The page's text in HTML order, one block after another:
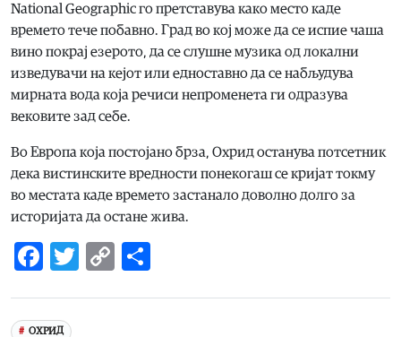
National Geographic го претставува како место каде
времето тече побавно. Град во кој може да се испие чаша
вино покрај езерото, да се слушне музика од локални
изведувачи на кејот или едноставно да се набљудува
мирната вода која речиси непроменета ги одразува
вековите зад себе.
Во Европа која постојано брза, Охрид останува потсетник
дека вистинските вредности понекогаш се кријат токму
во местата каде времето застанало доволно долго за
историјата да остане жива.
Facebook
Twitter
Copy
ОХРИД